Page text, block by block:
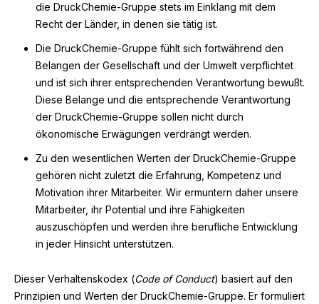
die DruckChemie-Gruppe stets im Einklang mit dem
Recht der Länder, in denen sie tätig ist.
Die DruckChemie-Gruppe fühlt sich fortwährend den
Belangen der Gesellschaft und der Umwelt verpflichtet
und ist sich ihrer entsprechenden Verantwortung bewußt.
Diese Belange und die entsprechende Verantwortung
der DruckChemie-Gruppe sollen nicht durch
ökonomische Erwägungen verdrängt werden.
Zu den wesentlichen Werten der DruckChemie-Gruppe
gehören nicht zuletzt die Erfahrung, Kompetenz und
Motivation ihrer Mitarbeiter. Wir ermuntern daher unsere
Mitarbeiter, ihr Potential und ihre Fähigkeiten
auszuschöpfen und werden ihre berufliche Entwicklung
in jeder Hinsicht unterstützen.
Dieser Verhaltenskodex (Code of Conduct) basiert auf den
Prinzipien und Werten der DruckChemie-Gruppe. Er formuliert